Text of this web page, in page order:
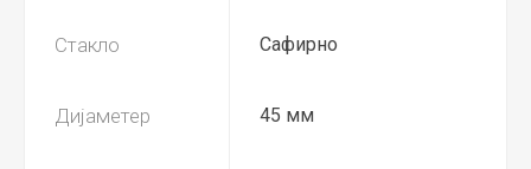
Стакло Сафирно
Дијаметер 45 мм